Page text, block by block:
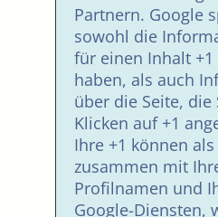
Partnern. Google
sowohl die
für einen Inhalt +1
haben, als auch
über die Seite, die
Klicken auf +1
Ihre +1 können
zusammen mit
Profilnamen und
Google-Diensten,